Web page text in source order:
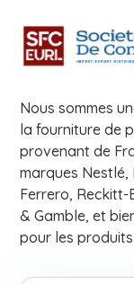
Nous sommes
la fourniture de
provenant de
marques Nestlé,
Ferrero,
& Gamble, et
pour les